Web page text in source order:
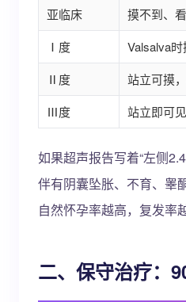
亚临床 摸不到、
Ⅰ度
Valsalva时
Ⅱ度
站立可摸
Ⅲ度
站立即可
如果超声报告写着“左侧
伴有阴囊坠胀、不育、睾
自然怀孕率越高，复发率
二、保守治疗：